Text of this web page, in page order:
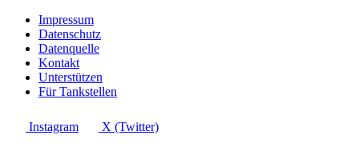
Impressum
Datenschutz
Datenquelle
Kontakt
Unterstützen
Für Tankstellen
Instagram X (Twitter)